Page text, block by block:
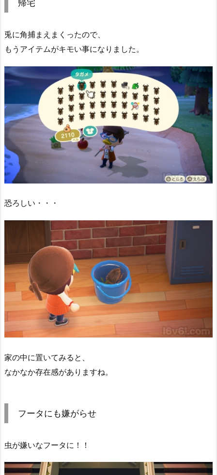
帰宅
兎に角捕まえまくったので、
もうアイテムがキモい事になりました。
恐ろしい・・・
家の中に置いてみると、
なかなか存在感がありますね。
フータにも嫌がらせ
虫が嫌いなフータに！！